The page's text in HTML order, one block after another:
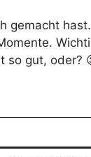
gemacht
so gut, oder?